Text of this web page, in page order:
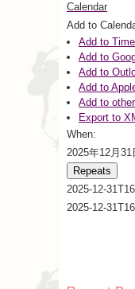
Calendar
Add to
Add to
Add to
Add to
Add to
Add to
Export to
When:
2025年12月
Repeats
2025-12-
2025-12-